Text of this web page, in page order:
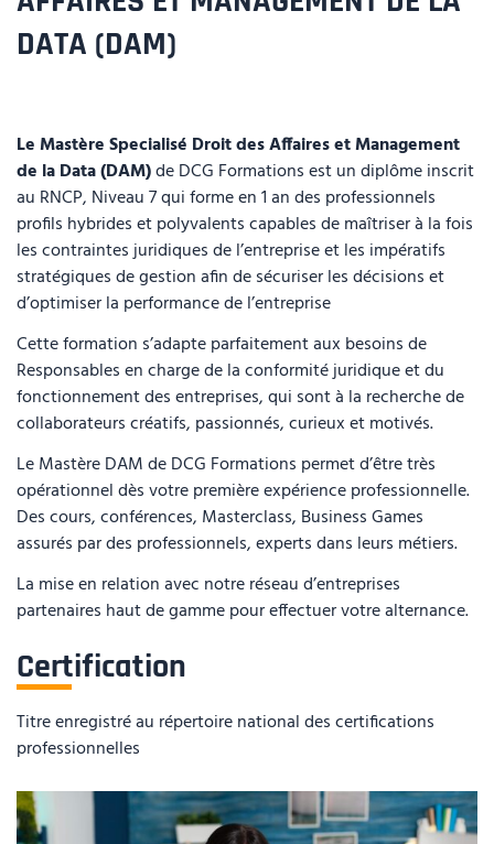
DATA (DAM)
Le Mastère Specialisé Droit des Affaires et Management
de la Data (DAM)de DCG Formations est un diplôme inscrit
au RNCP, Niveau 7 qui forme en 1 an des professionnels
profils hybrides et polyvalents capables de maîtriser à la fois
les contraintes juridiques de l’entreprise et les impératifs
stratégiques de gestion afin de sécuriser les décisions et
d’optimiser la performance de l’entreprise
Cette formation s’adapte parfaitement aux besoins de
Responsables en charge de la conformité juridique et du
fonctionnement des entreprises, qui sont à la recherche de
collaborateurs créatifs, passionnés, curieux et motivés.
Le Mastère DAM de DCG Formations permet d’être très
opérationnel dès votre première expérience professionnelle.
Des cours, conférences, Masterclass, Business Games
assurés par des professionnels, experts dans leurs métiers.
La mise en relation avec notre réseau d’entreprises
partenaires haut de gamme pour effectuer votre alternance.
Certification
Titre enregistré au répertoire national des certifications
professionnelles